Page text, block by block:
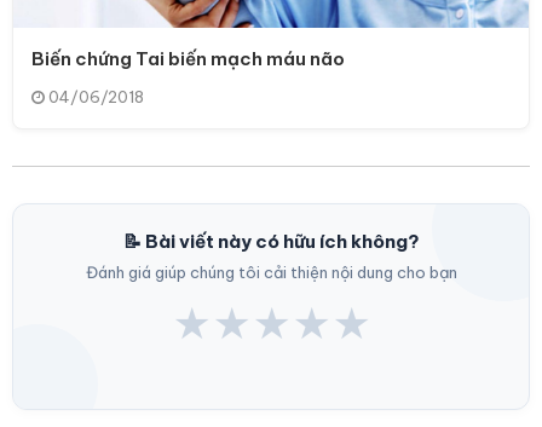
Biến chứng Tai biến mạch máu não
04/06/2018
📝 Bài viết này có hữu ích không?
Đánh giá giúp chúng tôi cải thiện nội dung cho bạn
★★★★★